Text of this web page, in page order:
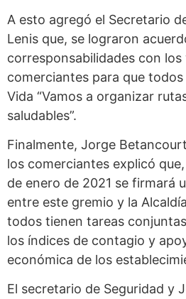
A esto agregó el Secretario
Lenis que, se lograron
corresponsabilidades con
comerciantes para que todos
Vida “Vamos a organizar
saludables”.
Finalmente, Jorge
los comerciantes explicó
de enero de 2021 se firmará
entre este gremio y la
todos tienen tareas
los índices de contagio y
económica de los
El secretario de Seguridad y